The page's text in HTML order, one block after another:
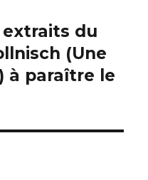
du
(Une
à paraître le